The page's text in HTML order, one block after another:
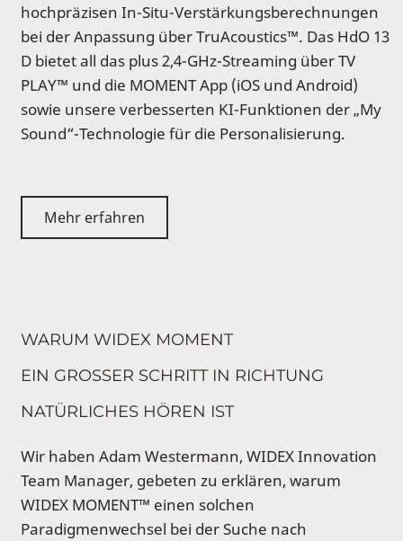
hochpräzisen In-Situ-Verstärkungsberechnungen
bei der Anpassung über TruAcoustics™. Das HdO 13
D bietet all das plus 2,4-GHz-Streaming über TV
PLAY™ und die MOMENT App (iOS und Android)
sowie unsere verbesserten KI-Funktionen der „My
Sound“-Technologie für die Personalisierung.
Mehr erfahren
WARUM WIDEX MOMENT
EIN GROSSER SCHRITT IN RICHTUNG
NATÜRLICHES HÖREN IST
Wir haben Adam Westermann, WIDEX Innovation
Team Manager, gebeten zu erklären, warum
WIDEX MOMENT™ einen solchen
Paradigmenwechsel bei der Suche nach